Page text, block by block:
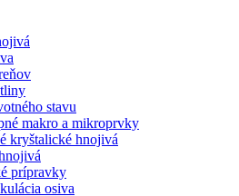
stavu
makro a mikroprvky
kryštalické hnojivá
prípravky
osiva